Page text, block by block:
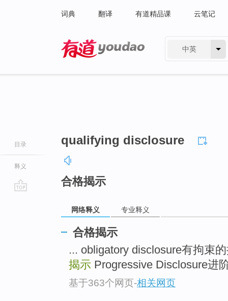
词典 翻译 有道精品课 云笔记
中英
目录
释义
qualifying disclosure
合格揭示
网络释义 专业释义
合格揭示
... obligatory disclosure有拘束
揭示 Progressive Disclosure进
基于363个网页-相关网页